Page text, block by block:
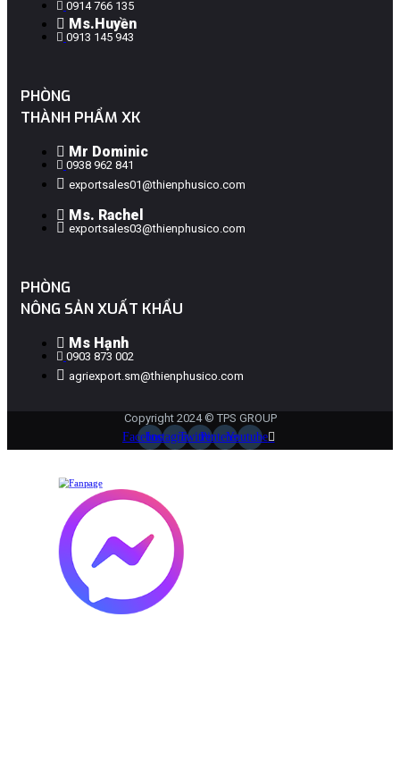
0914 766 135
Ms.Huyền
0913 145 943
PHÒNG
THÀNH PHẨM XK
Mr Dominic
0938 962 841
exportsales01@thienphusico.com
Ms. Rachel
exportsales03@thienphusico.com
PHÒNG
NÔNG SẢN XUẤT KHẨU
Ms Hạnh
0903 873 002
agriexport.sm@thienphusico.com
Copyright 2024 © TPS GROUP
FacebookInstagramTwitterPinterestYoutube